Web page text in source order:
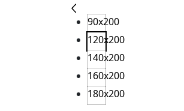
90x200
120x200
140x200
160x200
180x200